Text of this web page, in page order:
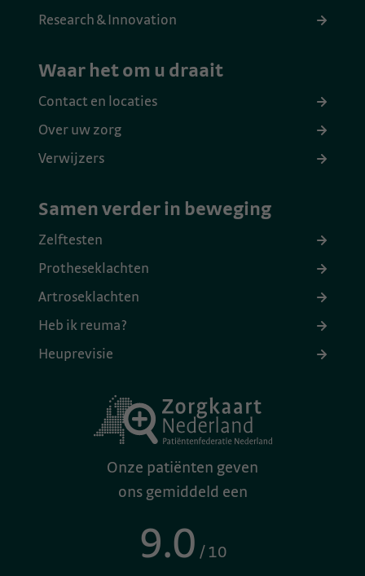
Research & Innovation
Waar het om u draait
Contact en locaties
Over uw zorg
Verwijzers
Samen verder in beweging
Zelftesten
Protheseklachten
Artroseklachten
Heb ik reuma?
Heuprevisie
Onze patiënten geven
ons gemiddeld een
9.0 / 10